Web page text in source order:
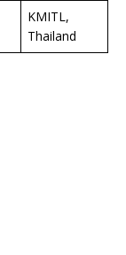
KMITL,
Thailand